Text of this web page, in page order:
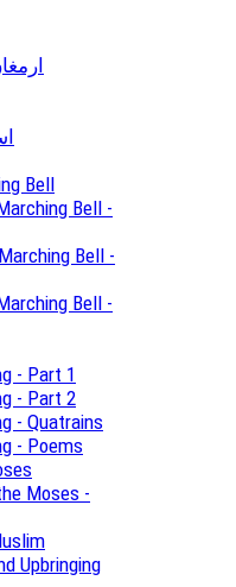
Bell
Bell -
Bell -
Bell -
- Part 1
- Part 2
- Quatrains
- Poems
Moses -
Upbringing